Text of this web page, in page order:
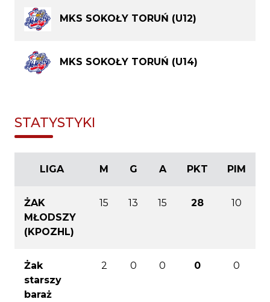
MKS SOKOŁY TORUŃ (U12)
MKS SOKOŁY TORUŃ (U14)
STATYSTYKI
LIGA M G A PKT PIM
ŻAK
MŁODSZY
(KPOZHL)
15 13 15 28 10
Żak
starszy
baraż
2 0 0 0 0